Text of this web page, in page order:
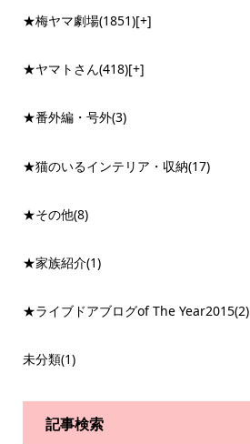
★梅ヤマ劇場(1851)[+]
★ヤマトさん(418)[+]
★番外編・号外(3)
★猫のいるインテリア・収納(17)
★その他(8)
★家族紹介(1)
★ライブドアブログof The Year2015(2)
未分類(1)
記事検索